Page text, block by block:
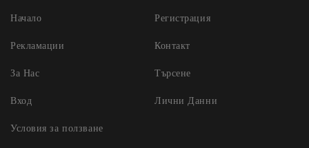
Начало
Рекламации
За Нас
Вход
Регистрация
Контакт
Търсене
Лични Данни
Условия за ползване